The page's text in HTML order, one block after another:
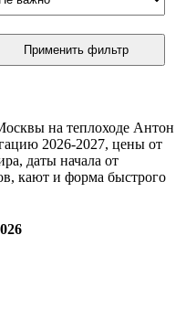
Применить фильтр
на теплоходе Антон
2026-2027, цены от
даты начала от
кают и форма быстрого